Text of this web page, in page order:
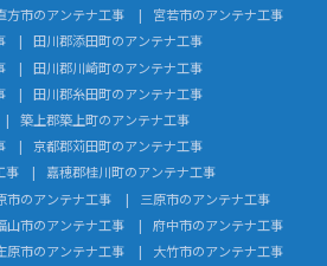
方市のアンテナ工事
宮若市のアンテナ工事
田川郡添田町のアンテナ工事
田川郡川崎町のアンテナ工事
田川郡糸田町のアンテナ工事
築上郡築上町のアンテナ工事
京都郡苅田町のアンテナ工事
事
嘉穂郡桂川町のアンテナ工事
市のアンテナ工事
三原市のアンテナ工事
山市のアンテナ工事
府中市のアンテナ工事
原市のアンテナ工事
大竹市のアンテナ工事